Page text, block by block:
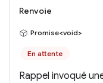
Renvoie
Promise<void>
En attente
Rappel invoqué